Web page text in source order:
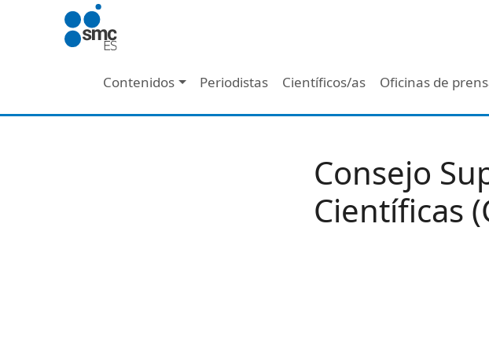
Pasar al contenido principal
Navegación principal - Header
Contenidos Periodistas Científicos/as Oficinas de
Consejo
Científicas